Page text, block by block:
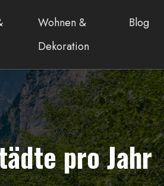
Wohnen &
Dekoration
Blog
pro Jahr